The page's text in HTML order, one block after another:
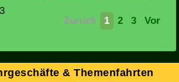
Zurück 1 2 3 Vor
& Themenfahrten